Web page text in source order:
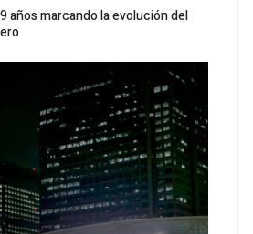
años marcando la evolución del